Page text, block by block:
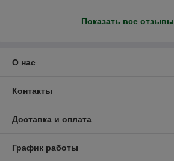
Показать все отзывы
О нас
Контакты
Доставка и оплата
График работы